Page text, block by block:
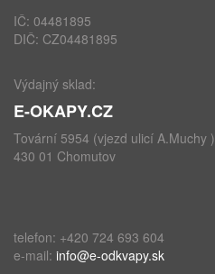
IČ: 04481895
DIČ: CZ04481895
Výdajný sklad:
E-OKAPY.CZ
Tovární 5954 (vjezd ulicí A.Muchy )
430 01 Chomutov
telefon: +420 724 693 604
e-mail: info@e-odkvapy.sk